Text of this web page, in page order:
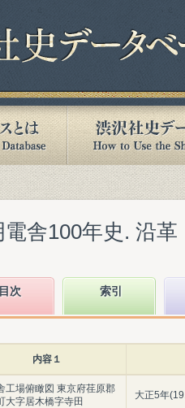
舎100年史. 沿
目次 索引
内容１
工場俯瞰図 東京府荏原郡
大字居木橋字寺田
大正5年